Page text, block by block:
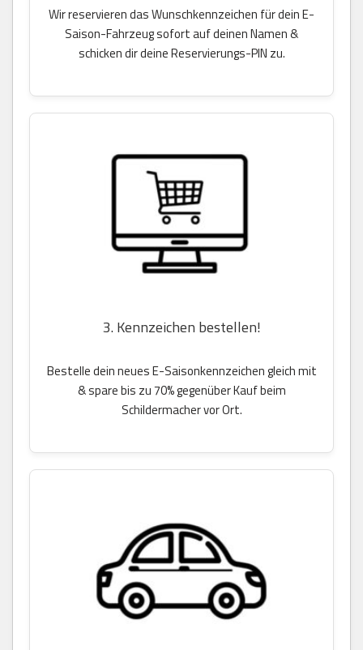
Wir reservieren das Wunschkennzeichen für dein E-
Saison-Fahrzeug sofort auf deinen Namen &
schicken dir deine Reservierungs-PIN zu.
3. Kennzeichen bestellen!
Bestelle dein neues E-Saisonkennzeichen gleich mit
& spare bis zu 70% gegenüber Kauf beim
Schildermacher vor Ort.